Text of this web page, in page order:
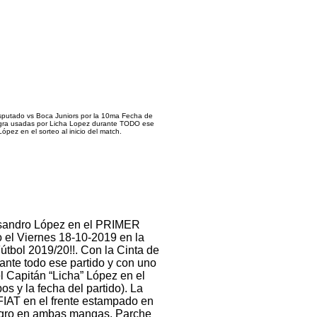
vs Boca Juniors por la 10ma Fecha de
usadas por Licha Lopez durante TODO ese
en el sorteo al inicio del match.